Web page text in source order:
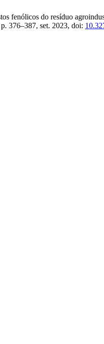
fenólicos do resíduo
376–387, set. 2023, doi: